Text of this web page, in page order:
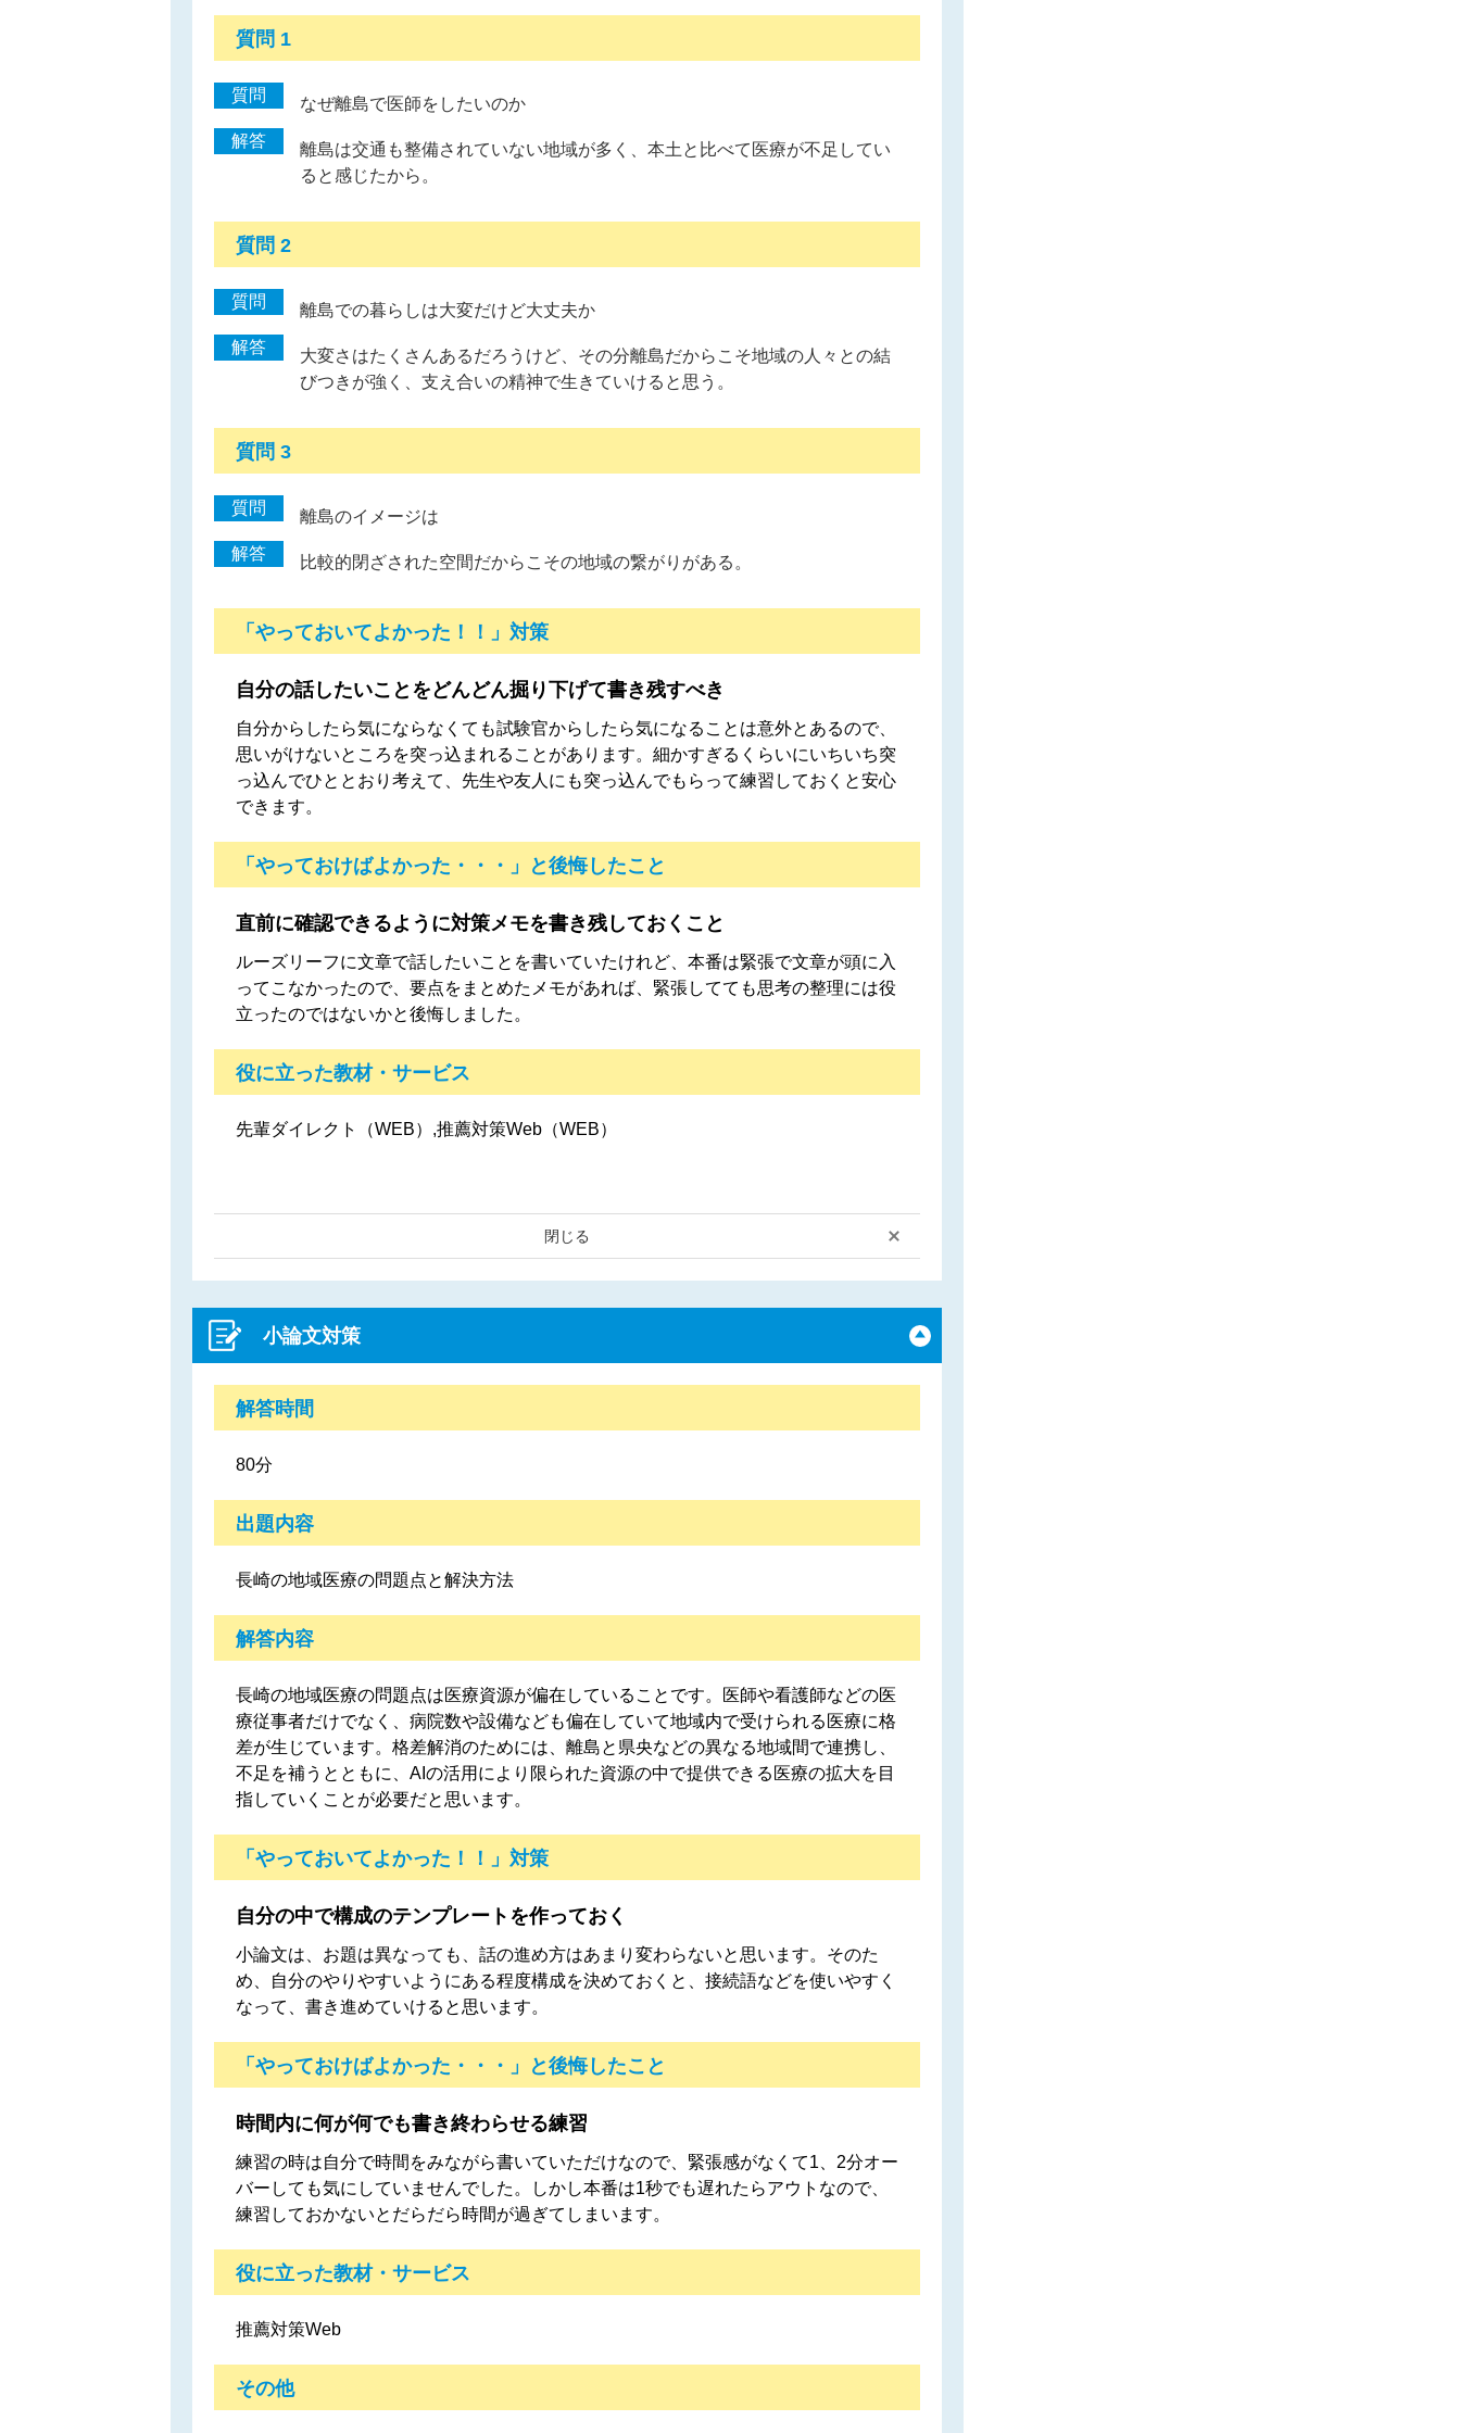
質問 1
質問
なぜ離島で医師をしたいのか
解答
離島は交通も整備されていない地域が多く、本土と比べて医療が不足してい
ると感じたから。
質問 2
質問
離島での暮らしは大変だけど大丈夫か
解答
大変さはたくさんあるだろうけど、その分離島だからこそ地域の人々との結
びつきが強く、支え合いの精神で生きていけると思う。
質問 3
質問
離島のイメージは
解答
比較的閉ざされた空間だからこその地域の繋がりがある。
「やっておいてよかった！！」対策
自分の話したいことをどんどん掘り下げて書き残すべき
自分からしたら気にならなくても試験官からしたら気になることは意外とあるので、
思いがけないところを突っ込まれることがあります。細かすぎるくらいにいちいち突
っ込んでひととおり考えて、先生や友人にも突っ込んでもらって練習しておくと安心
できます。
「やっておけばよかった・・・」と後悔したこと
直前に確認できるように対策メモを書き残しておくこと
ルーズリーフに文章で話したいことを書いていたけれど、本番は緊張で文章が頭に入
ってこなかったので、要点をまとめたメモがあれば、緊張してても思考の整理には役
立ったのではないかと後悔しました。
役に立った教材・サービス
先輩ダイレクト（WEB）,推薦対策Web（WEB）
閉じる
小論文対策
解答時間
80分
出題内容
長崎の地域医療の問題点と解決方法
解答内容
長崎の地域医療の問題点は医療資源が偏在していることです。医師や看護師などの医
療従事者だけでなく、病院数や設備なども偏在していて地域内で受けられる医療に格
差が生じています。格差解消のためには、離島と県央などの異なる地域間で連携し、
不足を補うとともに、AIの活用により限られた資源の中で提供できる医療の拡大を目
指していくことが必要だと思います。
「やっておいてよかった！！」対策
自分の中で構成のテンプレートを作っておく
小論文は、お題は異なっても、話の進め方はあまり変わらないと思います。そのた
め、自分のやりやすいようにある程度構成を決めておくと、接続語などを使いやすく
なって、書き進めていけると思います。
「やっておけばよかった・・・」と後悔したこと
時間内に何が何でも書き終わらせる練習
練習の時は自分で時間をみながら書いていただけなので、緊張感がなくて1、2分オー
バーしても気にしていませんでした。しかし本番は1秒でも遅れたらアウトなので、
練習しておかないとだらだら時間が過ぎてしまいます。
役に立った教材・サービス
推薦対策Web
その他